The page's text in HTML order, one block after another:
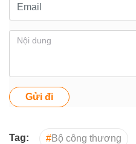
Gửi đi
Tag: #Bộ công thương